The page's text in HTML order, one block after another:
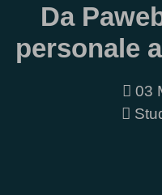
Da
personale
03